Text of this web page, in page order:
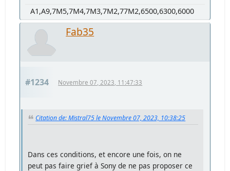
A1,A9,7M5,7M4,7M3,7M2,77M2,6500,6300,6000
Fab35
#1234 Novembre 07, 2023, 11:47:33
Citation de: Mistral75 le Novembre 07, 2023, 10:38:25
Dans ces conditions, et encore une fois, on ne
peut pas faire grief à Sony de ne pas proposer ce